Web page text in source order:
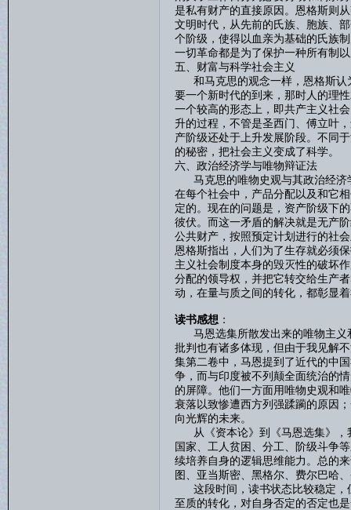
是私有财产的直接原因。恩格斯则
文明时代，从先前的氏族、胞族、
个阶级，使得以血亲为基础的氏族
一切革命都是为了保护一种所有制
五、财富与科学社会主义
和马克思的观念一样，恩格斯认
要一个新时代的到来，那时人的理
一个较高的形态上，即共产主义社
升的过程，不管是圣西门、傅立叶
产阶级还处于上升发展阶段。不同
的秘密，把社会主义变成了科学。
六、政治经济学与唯物辩证法
马克思的唯物史观与其政治经济
在每个社会中，产品分配以及和它
定的。现在的问题是，资产阶级下
彼伏。而这一矛盾的解决就是无产
公共财产，按照预定计划进行的社
恩格斯指出，人们为了生存就必须
主义社会制度本身的毁灭性的破坏
分配的领导权，并把它转交给生产
动，在量与质之间的转化，都彰显
读书感想 ：
马恩选集所散发出来的唯物主义
批判也有诸多体现，但由于我见解
集第二卷中，马恩提到了近代的中
争，而与印度被不列颠全面统治的
的屏障。他们一方面用唯物史观和
衰落以致惨遭西方列强蹂躏的原因
向光辉的未来。
从《资本论》到《马恩选集》，
国家、工人贫困、分工、阶级斗争
续培养自身的逻辑思维能力。总的
图、亚当斯密、黑格尔、费尔巴哈
这段时间，读书状态比较稳定，
至质的转化，对自身否定的否定也